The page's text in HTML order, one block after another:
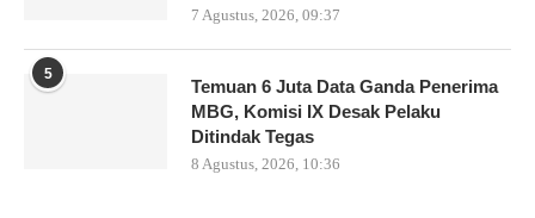
7 Agustus, 2026, 09:37
5
Temuan 6 Juta Data Ganda Penerima
MBG, Komisi IX Desak Pelaku
Ditindak Tegas
8 Agustus, 2026, 10:36